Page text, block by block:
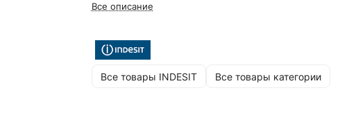
Все описание
Все товары INDESIT Все товары категории